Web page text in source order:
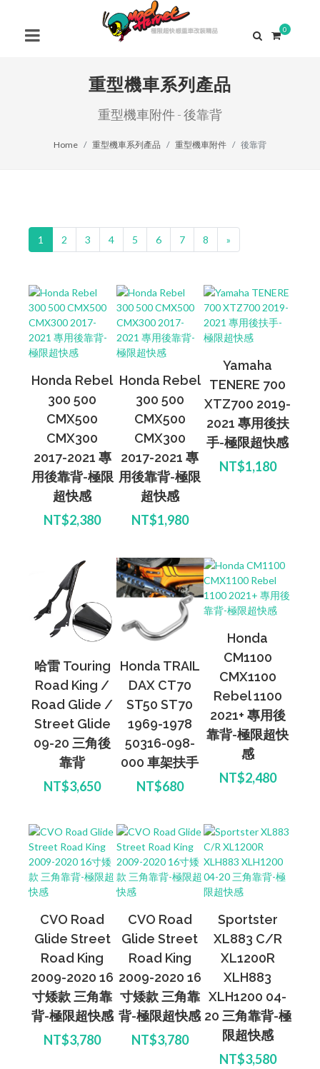
0
重型機車系列產品
重型機車附件 - 後靠背
Home 重型機車系列產品 重型機車附件 後靠背
1 2 3 4 5 6 7 8 »
Honda Rebel
300 500
CMX500
CMX300
2017-2021 專
用後靠背-極限
超快感
NT$2,380
Honda Rebel
300 500
CMX500
CMX300
2017-2021 專
用後靠背-極限
超快感
NT$1,980
Yamaha
TENERE 700
XTZ700 2019-
2021 專用後扶
手-極限超快感
NT$1,180
哈雷 Touring
Road King /
Road Glide /
Street Glide
09-20 三角後
靠背
NT$3,650
Honda TRAIL
DAX CT70
ST50 ST70
1969-1978
50316-098-
000 車架扶手
NT$680
Honda
CM1100
CMX1100
Rebel 1100
2021+ 專用後
靠背-極限超快
感
NT$2,480
CVO Road
Glide Street
Road King
2009-2020 16
寸矮款 三角靠
背-極限超快感
NT$3,780
CVO Road
Glide Street
Road King
2009-2020 16
寸矮款 三角靠
背-極限超快感
NT$3,780
Sportster
XL883 C/R
XL1200R
XLH883
XLH1200 04-
20 三角靠背-極
限超快感
NT$3,580